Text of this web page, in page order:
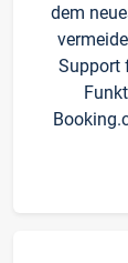
dem
Support